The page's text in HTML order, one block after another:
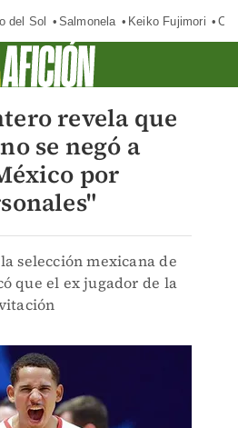
del Sol Salmonela Keiko Fujimori
revela que
se negó a
por
selección mexicana de
que el ex jugador de la